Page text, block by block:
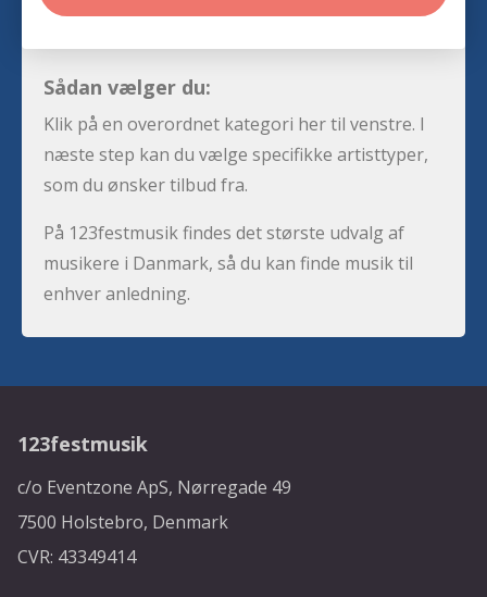
Sådan vælger du:
Klik på en overordnet kategori her til venstre. I
næste step kan du vælge specifikke artisttyper,
som du ønsker tilbud fra.
På 123festmusik findes det største udvalg af
musikere i Danmark, så du kan finde musik til
enhver anledning.
123festmusik
c/o Eventzone ApS, Nørregade 49
7500 Holstebro, Denmark
CVR: 43349414